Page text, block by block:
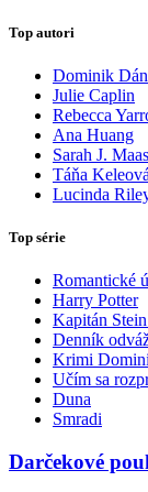
Top autori
Dominik Dán
Julie Caplin
Rebecca
Ana Huang
Sarah J. Maas
Táňa
Lucinda
Top série
Romantické
Harry Potter
Kapitán
Denník
Krimi
Učím sa
Duna
Smradi
Darčekové